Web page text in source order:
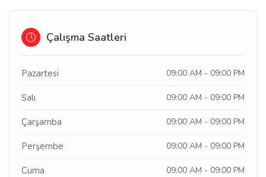
Çalışma Saatleri
Pazartesi 09:00 AM - 09:00 PM
Salı 09:00 AM - 09:00 PM
Çarşamba 09:00 AM - 09:00 PM
Perşembe 09:00 AM - 09:00 PM
Cuma 09:00 AM - 09:00 PM